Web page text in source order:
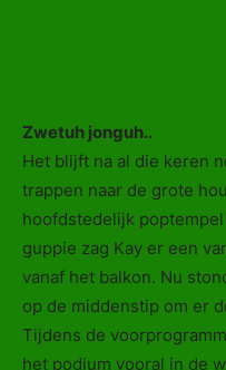
Zwetuh jonguh..
Het blijft na al die keren
trappen naar de grote
hoofdstedelijk
guppie zag Kay er een
vanaf het balkon. Nu
op de middenstip om er
Tijdens de
het podium vooral in de